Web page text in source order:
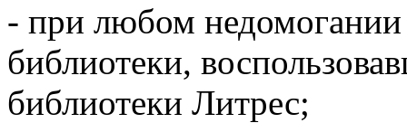
- при любом недомогании
библиотеки,
библиотеки Литрес;